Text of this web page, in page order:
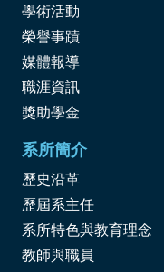
學術活動
榮譽事蹟
媒體報導
職涯資訊
獎助學金
系所簡介
歷史沿革
歷屆系主任
系所特色與教育理念
教師與職員